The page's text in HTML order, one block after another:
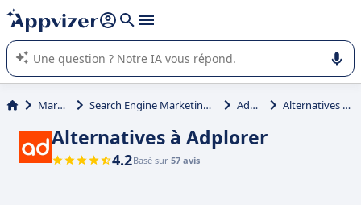
répondre (plusieurs lignes avec
L'IA de Appvizer vous guide dans l'utilisation ou la sélection de
logiciel SaaS en entreprise.
Marketing Search Engine Marketing (SEM, SEO, SEA) Adplorer Alternatives à Adplorer
Alternatives à Adplorer
4.2Basé sur 57 avis